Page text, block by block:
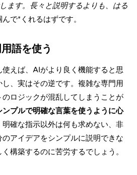
ます。長々と説明するよりも、はる
んで*くれるはずです。
語を使う
えば、AIがより良く機能すると思
、実はその逆です。複雑な専門用
ロジックが混乱してしまうことが
ンプルで明確な言葉を使うように心
明確な指示以外は何も求めない、非
アイデアをシンプルに説明できな
構築するのに苦労するでしょう。